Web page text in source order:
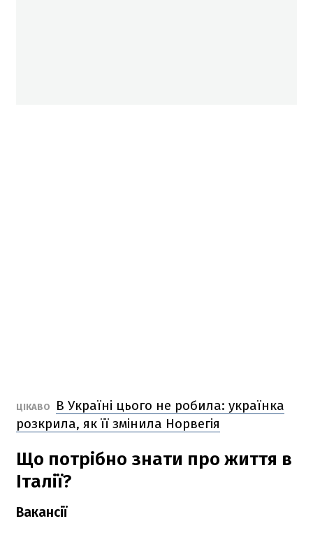
ЦІКАВО
В Україні цього не робила: українка
розкрила, як її змінила Норвегія
Що потрібно знати про життя в
Італії?
Вакансії